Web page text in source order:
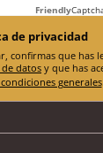
Friendly
de privacidad
datos
generales.